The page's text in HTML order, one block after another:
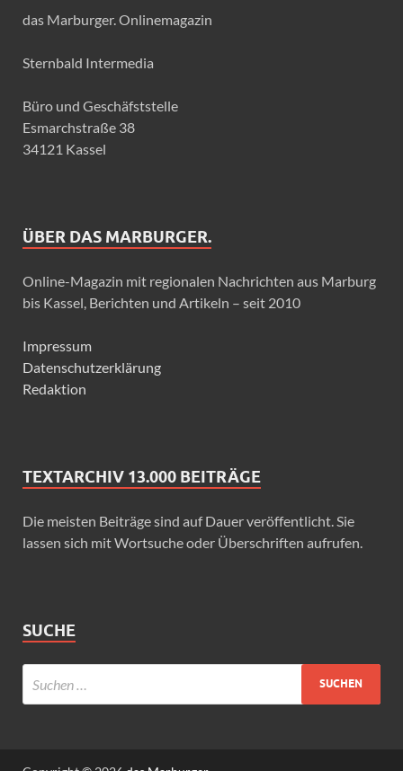
das Marburger. Onlinemagazin
Sternbald Intermedia
Büro und Geschäfststelle
Esmarchstraße 38
34121 Kassel
ÜBER DAS MARBURGER.
Online-Magazin mit regionalen Nachrichten aus Marburg
bis Kassel, Berichten und Artikeln – seit 2010
Impressum
Datenschutzerklärung
Redaktion
TEXTARCHIV 13.000 BEITRÄGE
Die meisten Beiträge sind auf Dauer veröffentlicht. Sie
lassen sich mit Wortsuche oder Überschriften aufrufen.
SUCHE